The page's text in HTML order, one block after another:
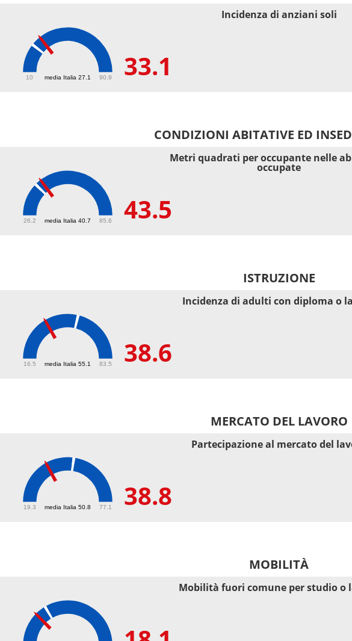
media Italia 27.1
10 90.9 33.1
Incidenza di anziani soli
CONDIZIONI ABITATIVE ED
media Italia 40.7
26.2 85.6 43.5
Metri quadrati per occupante nelle
occupate
ISTRUZIONE
media Italia 55.1
16.5 83.5 38.6
Incidenza di adulti con diploma o
MERCATO DEL LAVORO
media Italia 50.8
19.3 77.1 38.8
Partecipazione al mercato del
MOBILITÀ
Mobilità fuori comune per studio o